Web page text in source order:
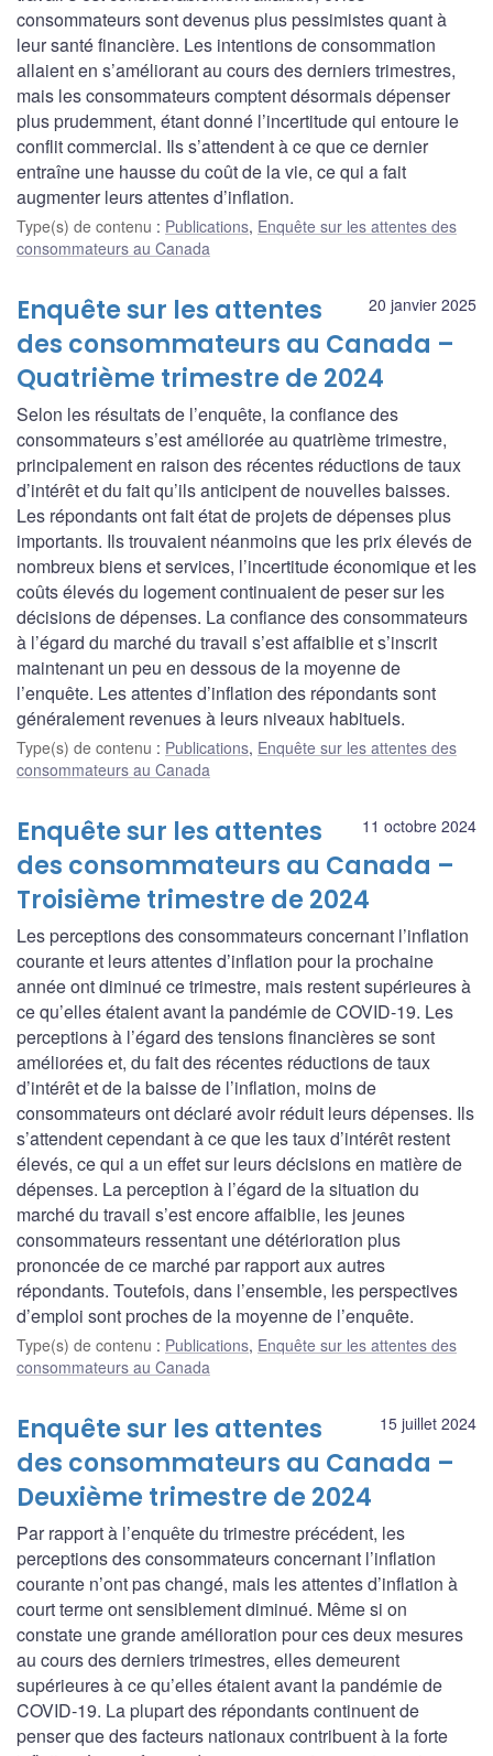
consommateurs sont devenus plus pessimistes quant à
leur santé financière. Les intentions de consommation
allaient en s’améliorant au cours des derniers trimestres,
mais les consommateurs comptent désormais dépenser
plus prudemment, étant donné l’incertitude qui entoure le
conflit commercial. Ils s’attendent à ce que ce dernier
entraîne une hausse du coût de la vie, ce qui a fait
augmenter leurs attentes d’inflation.
Type(s) de contenu : Publications, Enquête sur les attentes des
consommateurs au Canada
20 janvier 2025
Enquête sur les attentes
des consommateurs au Canada –
Quatrième trimestre de 2024
Selon les résultats de l’enquête, la confiance des
consommateurs s’est améliorée au quatrième trimestre,
principalement en raison des récentes réductions de taux
d’intérêt et du fait qu’ils anticipent de nouvelles baisses.
Les répondants ont fait état de projets de dépenses plus
importants. Ils trouvaient néanmoins que les prix élevés de
nombreux biens et services, l’incertitude économique et les
coûts élevés du logement continuaient de peser sur les
décisions de dépenses. La confiance des consommateurs
à l’égard du marché du travail s’est affaiblie et s’inscrit
maintenant un peu en dessous de la moyenne de
l’enquête. Les attentes d’inflation des répondants sont
généralement revenues à leurs niveaux habituels.
Type(s) de contenu : Publications, Enquête sur les attentes des
consommateurs au Canada
11 octobre 2024
Enquête sur les attentes
des consommateurs au Canada –
Troisième trimestre de 2024
Les perceptions des consommateurs concernant l’inflation
courante et leurs attentes d’inflation pour la prochaine
année ont diminué ce trimestre, mais restent supérieures à
ce qu’elles étaient avant la pandémie de COVID-19. Les
perceptions à l’égard des tensions financières se sont
améliorées et, du fait des récentes réductions de taux
d’intérêt et de la baisse de l’inflation, moins de
consommateurs ont déclaré avoir réduit leurs dépenses. Ils
s’attendent cependant à ce que les taux d’intérêt restent
élevés, ce qui a un effet sur leurs décisions en matière de
dépenses. La perception à l’égard de la situation du
marché du travail s’est encore affaiblie, les jeunes
consommateurs ressentant une détérioration plus
prononcée de ce marché par rapport aux autres
répondants. Toutefois, dans l’ensemble, les perspectives
d’emploi sont proches de la moyenne de l’enquête.
Type(s) de contenu : Publications, Enquête sur les attentes des
consommateurs au Canada
15 juillet 2024
Enquête sur les attentes
des consommateurs au Canada –
Deuxième trimestre de 2024
Par rapport à l’enquête du trimestre précédent, les
perceptions des consommateurs concernant l’inflation
courante n’ont pas changé, mais les attentes d’inflation à
court terme ont sensiblement diminué. Même si on
constate une grande amélioration pour ces deux mesures
au cours des derniers trimestres, elles demeurent
supérieures à ce qu’elles étaient avant la pandémie de
COVID‑19. La plupart des répondants continuent de
penser que des facteurs nationaux contribuent à la forte